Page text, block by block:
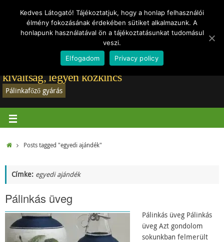
Törvények Vásárlói vélemények Rólam Regisztráció-belépés Hírek
Adatvédelmi tájékoztató
Pálinkafőző gyártás: A jó pálinkafőző már nem
kiváltság, legyen közkincs
Pálinkafőző gyárás
Posts tagged "egyedi ajándék"
Címke: egyedi ajándék
Pálinkás üveg
Pálinkás üveg Pálinkás
üveg Azt gondolom
sokunkban felmerült
Kedves Látogató! Tájékoztatjuk, hogy a honlap felhasználói
élmény fokozásának érdekében sütiket alkalmazunk. A
honlapunk használatával ön a tájékoztatásunkat tudomásul
veszi.
Elfogadom
Privacy policy